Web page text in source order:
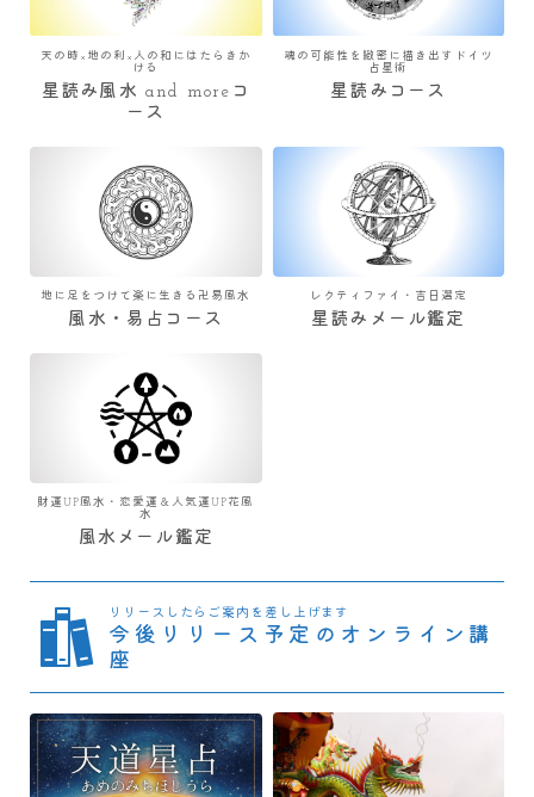
天の時×地の利×人の和にはたらきか
ける
星読み風水 and moreコ
ース
魂の可能性を緻密に描き出すドイツ
占星術
星読みコース
地に足をつけて楽に生きる卍易風水
風水・易占コース
レクティファイ・吉日選定
星読みメール鑑定
財運UP風水・恋愛運＆人気運UP花風
水
風水メール鑑定
リリースしたらご案内を差し上げます
今後リリース予定のオンライン講
座